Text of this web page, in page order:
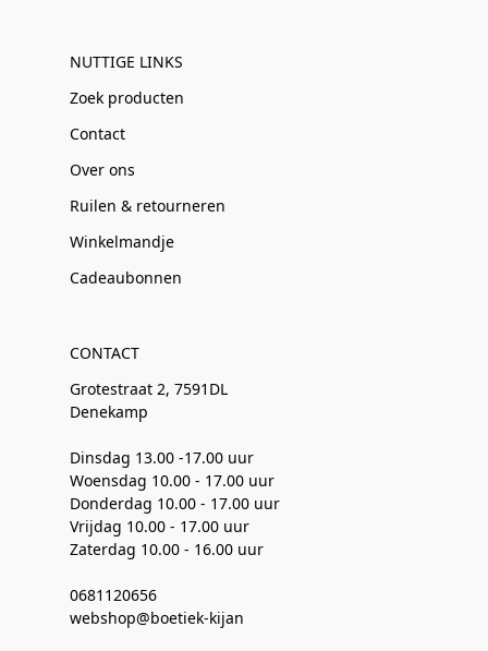
NUTTIGE LINKS
Zoek producten
Contact
Over ons
Ruilen & retourneren
Winkelmandje
Cadeaubonnen
CONTACT
Grotestraat 2, 7591DL
Denekamp
Dinsdag 13.00 -17.00 uur
Woensdag 10.00 - 17.00 uur
Donderdag 10.00 - 17.00 uur
Vrijdag 10.00 - 17.00 uur
Zaterdag 10.00 - 16.00 uur
0681120656
webshop@boetiek-kijan